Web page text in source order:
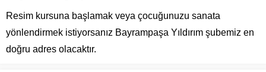
Resim kursuna başlamak veya çocuğunuzu sanata
yönlendirmek istiyorsanız Bayrampaşa Yıldırım şubemiz en
doğru adres olacaktır.